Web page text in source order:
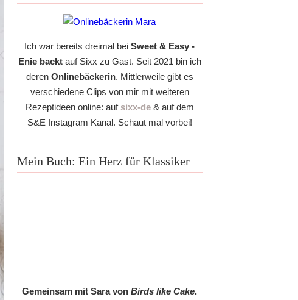
Ich war bereits dreimal beiSweet & Easy -
Enie backtauf Sixx zu Gast. Seit 2021 bin ich
deren Onlinebäckerin. Mittlerweile gibt es
verschiedene Clips von mir mit weiteren
Rezeptideen online: auf sixx-de& auf dem
S&E Instagram Kanal. Schaut mal vorbei!
Mein Buch: Ein Herz für Klassiker
Gemeinsam mit Sara vonBirds like Cake.